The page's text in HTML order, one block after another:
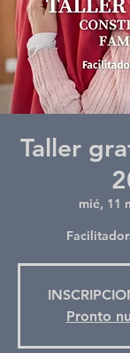
Taller
mié, 11
Pronto